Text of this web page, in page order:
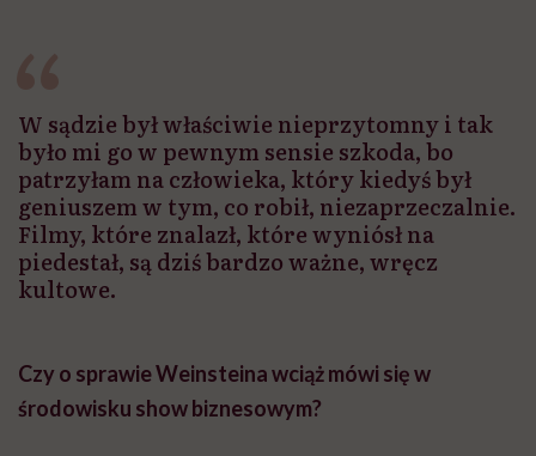
W sądzie był właściwie nieprzytomny i tak
było mi go w pewnym sensie szkoda, bo
patrzyłam na człowieka, który kiedyś był
geniuszem w tym, co robił, niezaprzeczalnie.
Filmy, które znalazł, które wyniósł na
piedestał, są dziś bardzo ważne, wręcz
kultowe.
Czy o sprawie Weinsteina wciąż mówi się w
środowisku show biznesowym?